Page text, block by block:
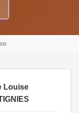
Louise